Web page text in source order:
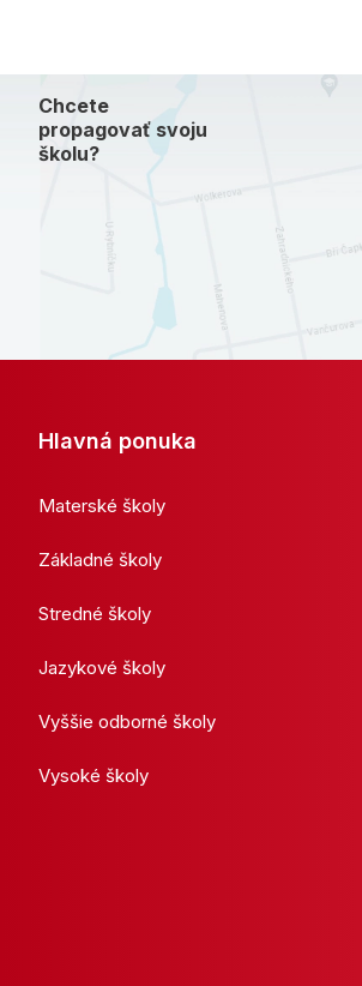
Chcete
propagovať svoju
školu?
Hlavná ponuka
Materské školy
Základné školy
Stredné školy
Jazykové školy
Vyššie odborné školy
Vysoké školy